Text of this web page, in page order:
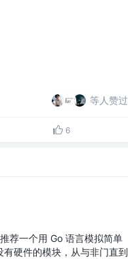
等人赞过
6
荐一个用 Go 语言模拟简单
硬件的模块，从与非门直到